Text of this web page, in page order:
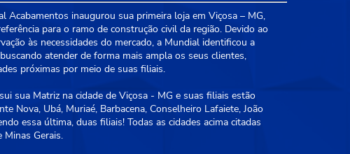
Acabamentos inaugurou sua primeira loja em Viçosa – MG,
para o ramo de construção civil da região. Devido ao
às necessidades do mercado, a Mundial identificou a
atender de forma mais ampla os seus clientes,
próximas por meio de suas filiais.
sua Matriz na cidade de Viçosa - MG e suas filiais estão
Nova, Ubá, Muriaé, Barbacena, Conselheiro Lafaiete, João
essa última, duas filiais! Todas as cidades acima citadas
Gerais.